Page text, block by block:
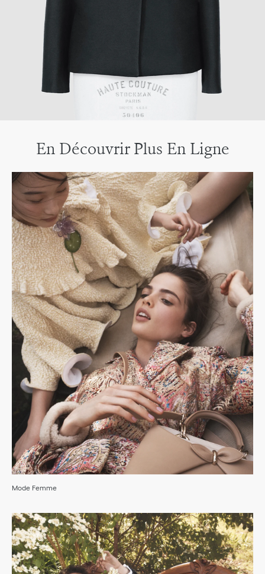
En Découvrir Plus En Ligne
Mode Femme